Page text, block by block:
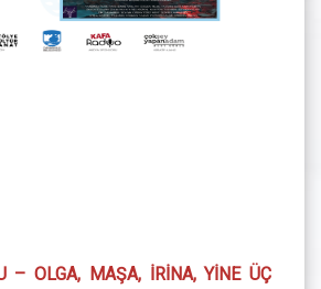
– OLGA, MAŞA, İRİNA, YİNE ÜÇ